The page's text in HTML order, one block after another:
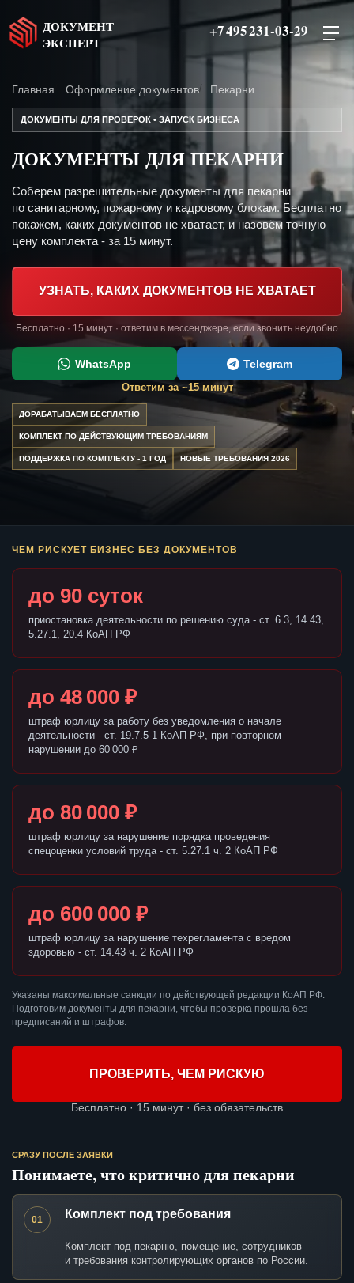
ДОКУМЕНТ
ЭКСПЕРТ
+7 495 231-03-29
Главная Оформление документов Пекарни
ДОКУМЕНТЫ ДЛЯ ПРОВЕРОК • ЗАПУСК БИЗНЕСА
ДОКУМЕНТЫ ДЛЯ ПЕКАРНИ
Соберем разрешительные документы для пекарни
по санитарному, пожарному и кадровому блокам. Бесплатно
покажем, каких документов не хватает, и назовём точную
цену комплекта - за 15 минут.
УЗНАТЬ, КАКИХ ДОКУМЕНТОВ НЕ ХВАТАЕТ
Бесплатно · 15 минут · ответим в мессенджере, если звонить неудобно
WhatsApp Telegram
Ответим за ~15 минут
ДОРАБАТЫВАЕМ БЕСПЛАТНО
КОМПЛЕКТ ПО ДЕЙСТВУЮЩИМ ТРЕБОВАНИЯМ
ПОДДЕРЖКА ПО КОМПЛЕКТУ - 1 ГОД НОВЫЕ ТРЕБОВАНИЯ 2026
ЧЕМ РИСКУЕТ БИЗНЕС БЕЗ ДОКУМЕНТОВ
до 90 суток
приостановка деятельности по решению суда - ст. 6.3, 14.43,
5.27.1, 20.4 КоАП РФ
до 48 000 ₽
штраф юрлицу за работу без уведомления о начале
деятельности - ст. 19.7.5-1 КоАП РФ, при повторном
нарушении до 60 000 ₽
до 80 000 ₽
штраф юрлицу за нарушение порядка проведения
спецоценки условий труда - ст. 5.27.1 ч. 2 КоАП РФ
до 600 000 ₽
штраф юрлицу за нарушение техрегламента с вредом
здоровью - ст. 14.43 ч. 2 КоАП РФ
Указаны максимальные санкции по действующей редакции КоАП РФ.
Подготовим документы для пекарни, чтобы проверка прошла без
предписаний и штрафов.
ПРОВЕРИТЬ, ЧЕМ РИСКУЮ
Бесплатно · 15 минут · без обязательств
СРАЗУ ПОСЛЕ ЗАЯВКИ
Понимаете, что критично для пекарни
01 Комплект под требования
Комплект под пекарню, помещение, сотрудников
и требования контролирующих органов по России.